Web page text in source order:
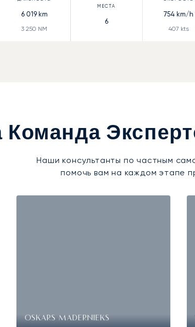
6 019km
3 250 NM
6
754 km/h
407 kts
Команда
Наши консультанты по частным
помочь вам на каждом этапе
OSKARS MADERNIEKS